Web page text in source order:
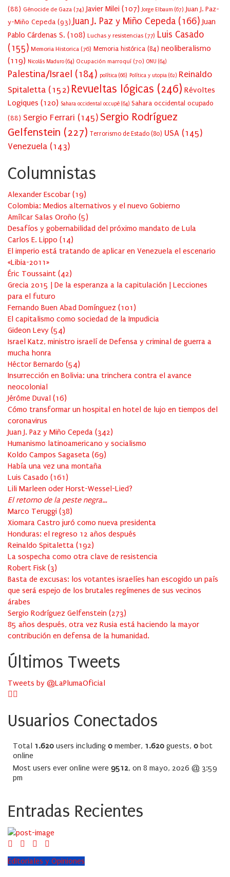
(88) Génocide de Gaza (74) Javier Milei (107) Jorge Elbaum (67) Juan J. Paz-
y-Miño Cepeda (93) Juan J. Paz y Miño Cepeda (166) Juan
Pablo Cárdenas S. (108) Luchas y resistencias (77) Luis Casado
(155) Memoria Historica (76) Memoria histórica (84) neoliberalismo
(119) Nicolás Maduro (64) Ocupación marroquí (70) ONU (64)
Palestina/Israel (184) política (66) Política y utopia (62) Reinaldo
Spitaletta (152) Revueltas lógicas (246) Révoltes
Logiques (120) Sahara occidental occupé (64) Sahara occidental ocupado
(88) Sergio Ferrari (145) Sergio Rodríguez
Gelfenstein (227) Terrorismo de Estado (80) USA (145)
Venezuela (143)
Columnistas
Alexander Escobar (19)
Colombia: Medios alternativos y el nuevo Gobierno
Amílcar Salas Oroño (5)
Desafíos y gobernabilidad del próximo mandato de Lula
Carlos E. Lippo (14)
El imperio está tratando de aplicar en Venezuela el escenario
«Libia-2011»
Éric Toussaint (42)
Grecia 2015 | De la esperanza a la capitulación | Lecciones
para el futuro
Fernando Buen Abad Domínguez (101 )
El capitalismo como sociedad de la Impudicia
Gideon Levy (54)
Israel Katz, ministro israelí de Defensa y criminal de guerra a
mucha honra
Héctor Bernardo (54)
Insurrección en Bolivia: una trinchera contra el avance
neocolonial
Jérôme Duval (16)
Cómo transformar un hospital en hotel de lujo en tiempos del
coronavirus
Juan J. Paz y Miño Cepeda (342)
Humanismo latinoamericano y socialismo
Koldo Campos Sagaseta (69)
Había una vez una montaña
Luis Casado (161 )
Lili Marleen oder Horst-Wessel-Lied?
El retorno de la peste negra…
Marco Teruggi (38)
Xiomara Castro juró como nueva presidenta
Honduras: el regreso 12 años después
Reinaldo Spitaletta (192)
La sospecha como otra clave de resistencia
Robert Fisk (3)
Basta de excusas: los votantes israelíes han escogido un país
que será espejo de los brutales regímenes de sus vecinos
árabes
Sergio Rodríguez Gelfenstein (273)
85 años después, otra vez Rusia está haciendo la mayor
contribución en defensa de la humanidad.
Últimos Tweets
Tweets by @LaPlumaOficial
Usuarios Conectados
Total 1.620 users including 0 member, 1.620 guests, 0 bot
online
Most users ever online were 9512, on 8 mayo, 2026 @ 3:59
pm
Entradas Recientes
Editoriales y Opiniones